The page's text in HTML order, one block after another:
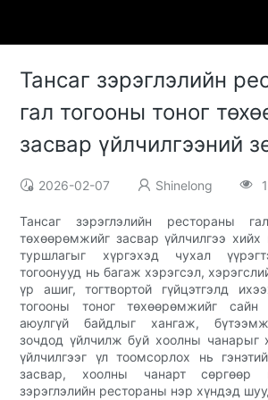
Тансаг зэрэглэлийн
гал тогооны тоног
засвар үйлчилгээний
2026-02-07 Shinelong
Тансаг зэрэглэлийн рестораны
төхөөрөмжийг засвар үйлчилгээ
туршлагыг хүргэхэд чухал
тогоонууд нь багаж хэрэгсэл,
үр ашиг, тогтвортой гүйцэтгэлд
тогооны тоног төхөөрөмжийг
аюулгүй байдлыг хангаж,
зочдод үйлчилж буй хоолны чанарыг
үйлчилгээг үл тоомсорлох нь
засвар, хоолны чанарт сөргөөр
зэрэглэлийн рестораны нэр хүндэд